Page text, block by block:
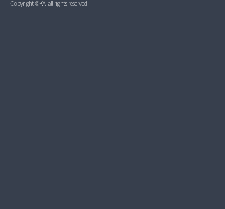
Copyright ©KAI all rights reserved